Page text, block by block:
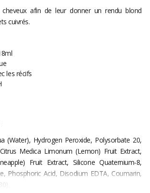
afin de leur donner un rendu blond
cuivrés.
les récifs
(Water), Hydrogen Peroxide, Polysorbate 20,
Medica Limonum (Lemon) Fruit Extract,
Fruit Extract, Silicone Quaternium-8,
Phosphoric Acid, Disodium EDTA, Coumarin,